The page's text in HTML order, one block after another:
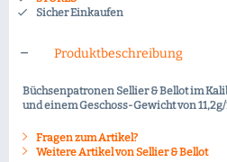
Sicher Einkaufen
Produktbeschreibung
Büchsenpatronen Sellier & Bellot im
und einem Geschoss-Gewicht von
Fragen zum Artikel?
Weitere Artikel von Sellier & Bellot